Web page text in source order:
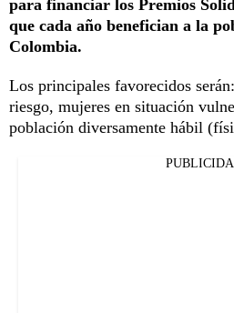
para financiar los Premios
que cada año benefician a la
Colombia.
Los principales favorecidos
riesgo, mujeres en situación
población diversamente hábil